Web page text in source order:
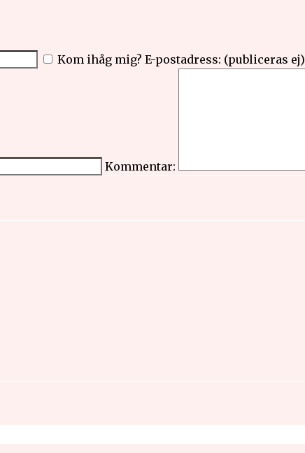
Kom ihåg mig? E-postadress: (publiceras ej)
Kommentar: